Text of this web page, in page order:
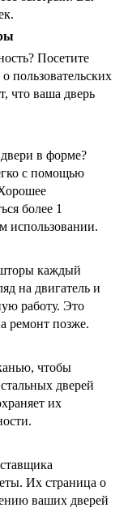
Посетите
пользовательских
что ваша дверь
в форме?
с помощью
более 1
использовании.
каждый
на двигатель и
работу. Это
ремонт позже.
чтобы
дверей
их
Их страница о
ваших дверей